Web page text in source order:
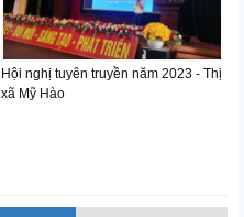
Hội nghị tuyên truyền năm 2023 - Thị
xã Mỹ Hào